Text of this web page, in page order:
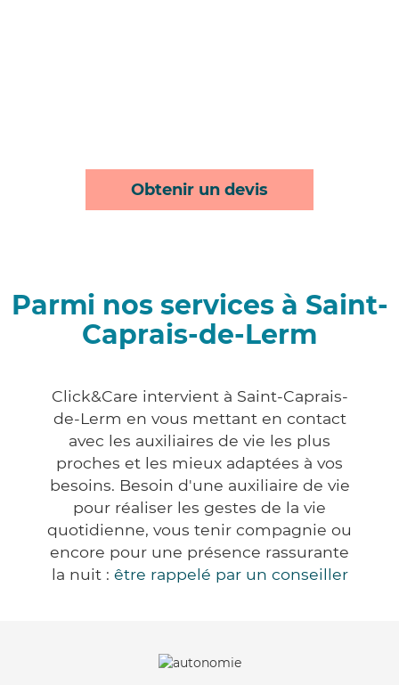
Obtenir un devis
Parmi nos services à Saint-
Caprais-de-Lerm
Click&Care intervient à Saint-Caprais-
de-Lerm en vous mettant en contact
avec les auxiliaires de vie les plus
proches et les mieux adaptées à vos
besoins. Besoin d'une auxiliaire de vie
pour réaliser les gestes de la vie
quotidienne, vous tenir compagnie ou
encore pour une présence rassurante
la nuit : être rappelé par un conseiller